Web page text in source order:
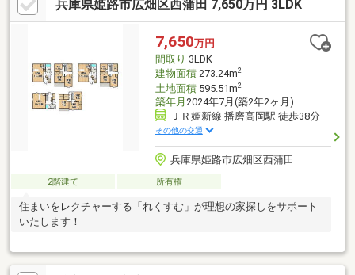
兵庫県姫路市広畑区西蒲田 7,650万円 3LDK
7,650万円
間取り 3LDK
建物面積273.24m2
土地面積595.51m2
築年月 2024年7月(築2年2ヶ月)
ＪＲ姫新線 播磨高岡駅 徒歩38分
その他の交通
兵庫県姫路市広畑区西蒲田
2階建て 所有権
住まいをレクチャーする「れくすむ」が理想の家探しをサポート
いたします！